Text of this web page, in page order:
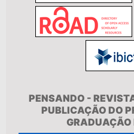
PENSANDO -
PUBLICAÇÃO DO
GRADUAÇÃO